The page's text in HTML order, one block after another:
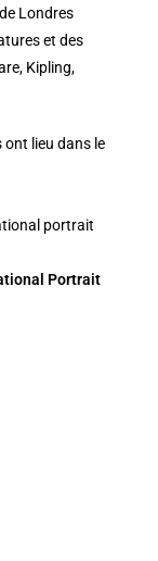
Londres
et des
Kipling,
lieu dans le
Portrait